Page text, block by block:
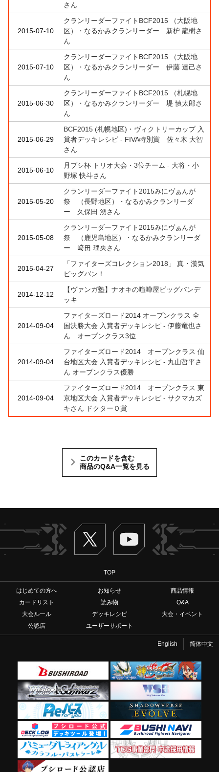
さん
2015-07-10
クランリーダーファイトBCF2015 （大阪地
区）・なるかみクランリーダー 新枦 龍樹さ
ん
2015-07-10
クランリーダーファイトBCF2015 （大阪地
区）・なるかみクランリーダー 伊藤 達己さ
ん
2015-06-30
クランリーダーファイトBCF2015 （札幌地
区）・なるかみクランリーダー 堤 慎太郎さ
ん
2015-06-29
BCF2015 (札幌地区)・ヴィクトリーカップ 入
賞者デッキレシピ - FIVA特別賞 佐々木 大智
さん
2015-06-10
月ブシ杯 トリオ大会・3位チーム - 大将・小
野塚 快斗さん
2015-05-20
クランリーダーファイト2015みにヴぁんが
祭 （長野地区）・なるかみクランリーダ
ー 久保田 湧さん
2015-05-08
クランリーダーファイト2015みにヴぁんが
祭 （鹿児島地区）・なるかみクランリーダ
ー 﨑田 理央さん
2015-04-27
「ファイターズコレクション2018」 真・漢気
ビッグバン！
2014-12-12
【ヴァンガ塾】ナオキの喧嘩屋ビッグバンデ
ッキ
2014-09-04
ファイターズロード2014 オープンクラス 全
国決勝大会 入賞者デッキレシピ - 伊藤竜也さ
ん オープンクラス3位
2014-09-04
ファイターズロード2014 オープンクラス 仙
台地区大会 入賞者デッキレシピ - 丸山哲平さ
ん オープンクラス優勝
2014-09-04
ファイターズロード2014 オープンクラス 東
京地区大会 入賞者デッキレシピ - サクマカズ
キさん ドクターＯ賞
このカードを含む
商品のQ&A一覧を見る
Twitter ヴァンガードch
TOP
はじめての方へ お知らせ
商品情報
カードリスト
読み物
Q&A
大会ルール
デッキレシピ
大会・イベント
公認店
ユーザーサポート
English 简体中文